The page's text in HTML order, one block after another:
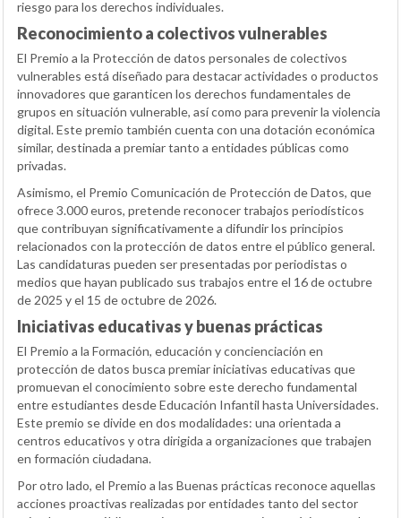
riesgo para los derechos individuales.
Reconocimiento a colectivos vulnerables
El Premio a la Protección de datos personales de colectivos
vulnerables está diseñado para destacar actividades o productos
innovadores que garanticen los derechos fundamentales de
grupos en situación vulnerable, así como para prevenir la violencia
digital. Este premio también cuenta con una dotación económica
similar, destinada a premiar tanto a entidades públicas como
privadas.
Asimismo, el Premio Comunicación de Protección de Datos, que
ofrece 3.000 euros, pretende reconocer trabajos periodísticos
que contribuyan significativamente a difundir los principios
relacionados con la protección de datos entre el público general.
Las candidaturas pueden ser presentadas por periodistas o
medios que hayan publicado sus trabajos entre el 16 de octubre
de 2025 y el 15 de octubre de 2026.
Iniciativas educativas y buenas prácticas
El Premio a la Formación, educación y concienciación en
protección de datos busca premiar iniciativas educativas que
promuevan el conocimiento sobre este derecho fundamental
entre estudiantes desde Educación Infantil hasta Universidades.
Este premio se divide en dos modalidades: una orientada a
centros educativos y otra dirigida a organizaciones que trabajen
en formación ciudadana.
Por otro lado, el Premio a las Buenas prácticas reconoce aquellas
acciones proactivas realizadas por entidades tanto del sector